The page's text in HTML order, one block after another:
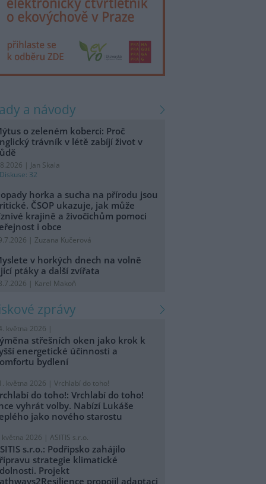
a návody
o zeleném koberci: Proč
trávník v létě zabíjí život v
| Jan Skala
Diskuse: 32
horka a sucha na přírodu jsou
ČSOP ukazuje, jak může
krajině a živočichům pomoci
i obce
| Zuzana Kučerová
v horkých dnech na volně
ptáky a další zvířata
| Karel Makoň
zprávy
května 2026 |
střešních oken jako krok k
energetické účinnosti a
bydlení
května 2026 | Vrchlabí do toho!
do toho!: Vrchlabí do toho!
vyhrát volby. Nabízí Lukáše
jako nového starostu
května 2026 | ASITIS s.r.o.
s.r.o.: Podřipsko zahájilo
strategie klimatické
Projekt
propojil adaptaci